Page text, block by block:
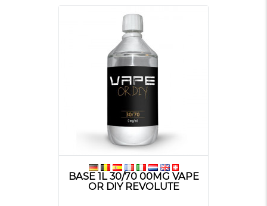
BASE 1L 30/70 00MG VAPE
OR DIY REVOLUTE